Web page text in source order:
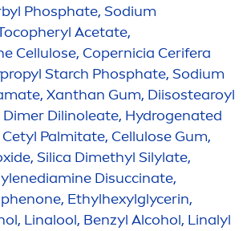
Phosphate, Sodium
Acetate,
Cellulose, Copernicia Cerifera
Starch Phosphate, Sodium
Xanthan Gum, Diisostearoyl
Dilinoleate, Hydrogenated
Palmitate, Cellulose Gum,
xide, Silica Dimethyl Silylate,
Disuccinate,
Ethylhexylglycerin,
Linalool, Benzyl Alcohol, Linalyl